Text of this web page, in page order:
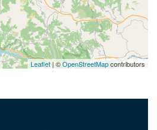
Leaflet| ©OpenStreetMapcontributors